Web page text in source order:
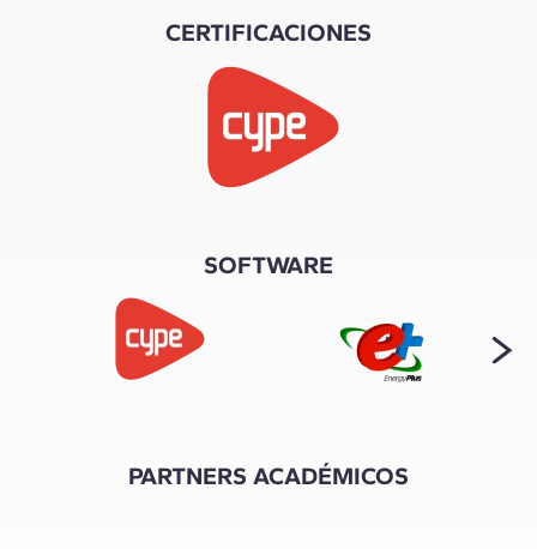
CERTIFICACIONES
SOFTWARE
PARTNERS ACADÉMICOS